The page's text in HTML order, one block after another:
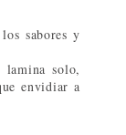
sabores y
lamina solo,
envidiar a